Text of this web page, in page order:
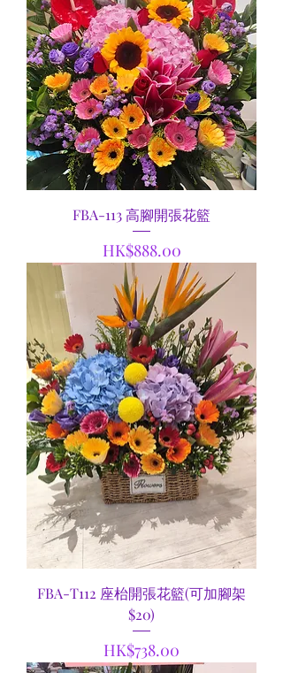
FBA-113 高腳開張花籃
價格
HK$888.00
FBA-T112 座枱開張花籃(可加腳架
$20)
價格
HK$738.00